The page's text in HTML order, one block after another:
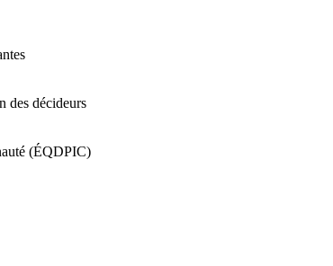
des décideurs
(ÉQDPIC)